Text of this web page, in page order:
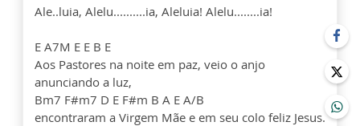
Ale..luia, Alelu..........ia, Aleluia! Alelu........ia!
E A7M E E B E
Aos Pastores na noite em paz, veio o anjo
anunciando a luz,
Bm7 F#m7 D E F#m B A E A/B
encontraram a Virgem Mãe e em seu colo feliz Jesus.